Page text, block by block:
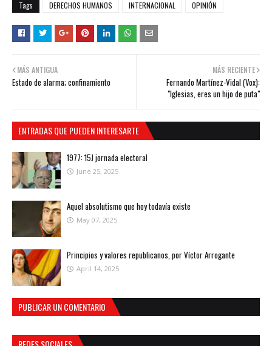
Tags DERECHOS HUMANOS INTERNACIONAL OPINIÓN
MÁS RECIENTE
Fernando Martínez-Vidal (Vox):
"Iglesias, eres un hijo de puta"
MÁS ANTIGUA
Estado de alarma; confinamiento
ENTRADAS QUE PUEDEN INTERESARTE
1977: 15J jornada electoral
June 25, 2025
Aquel absolutismo que hoy todavía existe
May 07, 2025
Principios y valores republicanos, por Víctor Arrogante
April 14, 2025
PUBLICAR UN COMENTARIO